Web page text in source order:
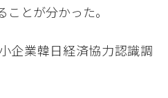
とが分かった。
企業韓日経済協力認識調